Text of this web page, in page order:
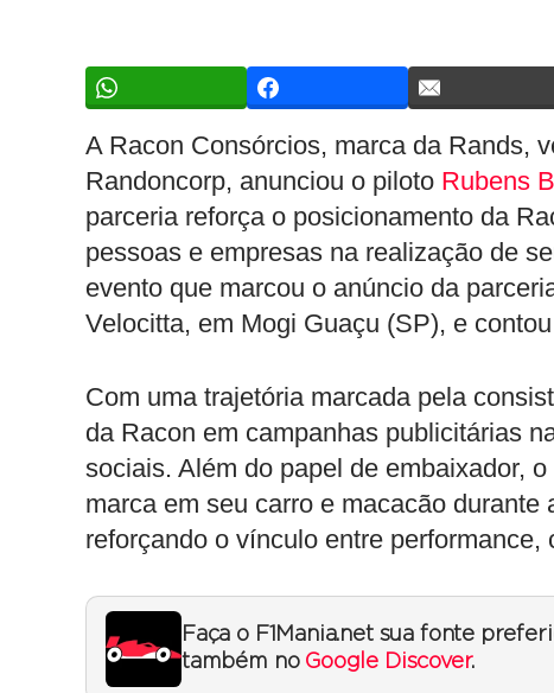
A Racon Consórcios, marca da Rands,
Randoncorp, anunciou o piloto Rubens
parceria reforça o posicionamento da
pessoas e empresas na realização de
evento que marcou o anúncio da
Velocitta, em Mogi Guaçu (SP), e
Com uma trajetória marcada pela
da Racon em campanhas publicitárias
sociais. Além do papel de embaixador,
marca em seu carro e macacão
reforçando o vínculo entre performance,
Faça o F1Mania.net sua fonte
também no Google Discover.